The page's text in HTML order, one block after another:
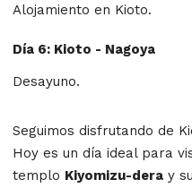
Alojamiento en Kioto.
Día 6: Kioto - Nagoya
Desayuno.
Seguimos disfrutando de
Hoy es un día ideal para
templo Kiyomizu-dera y